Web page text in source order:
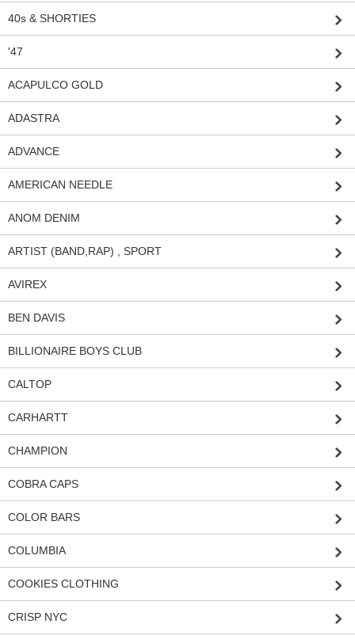
40s & SHORTIES
'47
ACAPULCO GOLD
ADASTRA
ADVANCE
AMERICAN NEEDLE
ANOM DENIM
ARTIST (BAND,RAP) , SPORT
AVIREX
BEN DAVIS
BILLIONAIRE BOYS CLUB
CALTOP
CARHARTT
CHAMPION
COBRA CAPS
COLOR BARS
COLUMBIA
COOKIES CLOTHING
CRISP NYC